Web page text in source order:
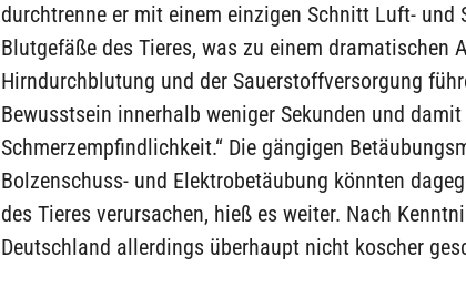
durchtrenne er mit einem einzigen Schnitt Luft- und
Blutgefäße des Tieres, was zu einem dramatischen
Hirndurchblutung und der Sauerstoffversorgung
Bewusstsein innerhalb weniger Sekunden und
Schmerzempfindlichkeit.“ Die gängigen
Bolzenschuss- und Elektrobetäubung könnten
des Tieres verursachen, hieß es weiter. Nach
Deutschland allerdings überhaupt nicht koscher